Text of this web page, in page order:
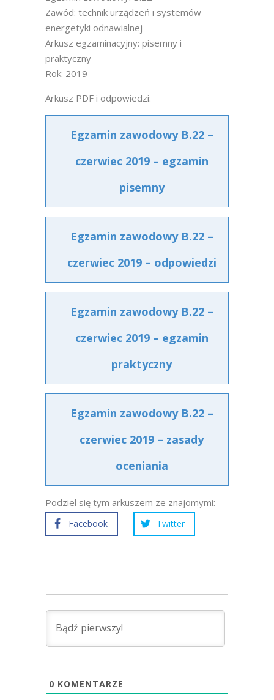
Zawód: technik urządzeń i systemów
energetyki odnawialnej
Arkusz egzaminacyjny: pisemny i
praktyczny
Rok: 2019
Arkusz PDF i odpowiedzi:
Egzamin zawodowy B.22 –
czerwiec 2019 – egzamin
pisemny
Egzamin zawodowy B.22 –
czerwiec 2019 – odpowiedzi
Egzamin zawodowy B.22 –
czerwiec 2019 – egzamin
praktyczny
Egzamin zawodowy B.22 –
czerwiec 2019 – zasady
oceniania
Podziel się tym arkuszem ze znajomymi:
Facebook Twitter
0 KOMENTARZE